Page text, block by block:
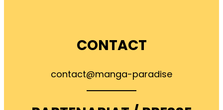
CONTACT
contact@manga-paradise